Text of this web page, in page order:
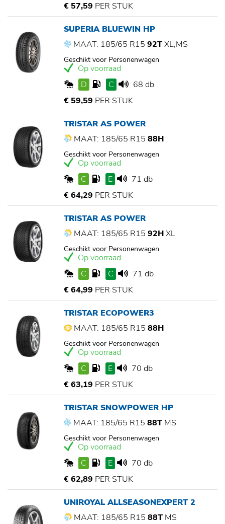
€ 57,59 PER STUK
SUPERIA BLUEWIN HP
MAAT: 185/65 R15 92TXL,MS
Geschikt voor Personenwagen
Op voorraad
D
C
68 db
€ 59,59 PER STUK
TRISTAR AS POWER
MAAT: 185/65 R15 88H
Geschikt voor Personenwagen
Op voorraad
C
E
71 db
€ 64,29 PER STUK
TRISTAR AS POWER
MAAT: 185/65 R15 92HXL
Geschikt voor Personenwagen
Op voorraad
C
C
71 db
€ 64,99 PER STUK
TRISTAR ECOPOWER3
MAAT: 185/65 R15 88H
Geschikt voor Personenwagen
Op voorraad
C
E
70 db
€ 63,19 PER STUK
TRISTAR SNOWPOWER HP
MAAT: 185/65 R15 88T MS
Geschikt voor Personenwagen
Op voorraad
C
E
70 db
€ 62,89 PER STUK
UNIROYAL ALLSEASONEXPERT 2
MAAT: 185/65 R15 88T MS